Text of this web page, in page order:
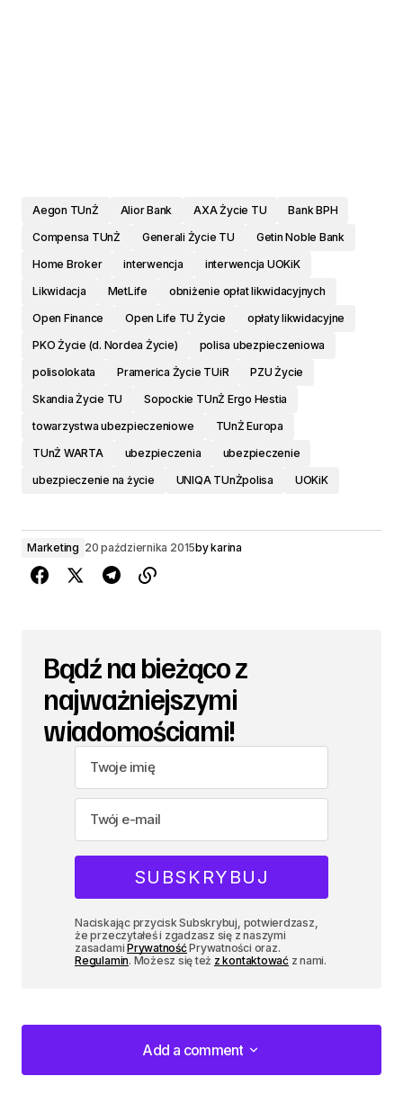
Aegon TUnŻ Alior Bank AXA Życie TU
Bank BPH
Compensa TUnŻ
Generali Życie TU
Getin Noble Bank
Home Broker
interwencja
interwencja UOKiK
Likwidacja
MetLife
obniżenie opłat likwidacyjnych
Open Finance
Open Life TU Życie
opłaty likwidacyjne
PKO Życie (d. Nordea Życie)
polisa ubezpieczeniowa
polisolokata
Pramerica Życie TUiR
PZU Życie
Skandia Życie TU
Sopockie TUnŻ Ergo Hestia
towarzystwa ubezpieczeniowe
TUnŻ Europa
TUnŻ WARTA
ubezpieczenia
ubezpieczenie
ubezpieczenie na życie
UNIQA TUnŻpolisa UOKiK
Marketing 20 października 2015bykarina
Bądź na bieżąco z
najważniejszymi
wiadomościami!
Naciskając przycisk Subskrybuj, potwierdzasz,
że przeczytałeś i zgadzasz się z naszymi
zasadamiPrywatnośćPrywatności oraz.
Regulamin. Możesz się też z kontaktowaćz nami.
Add a comment
Add a comment